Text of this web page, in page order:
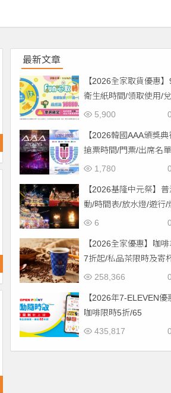
最新文章
【2026全家取貨優惠
衛生紙時間/領取使用/
限一次看！
5,900
【2026韓國AAA頒獎典
搶票時間/門票/出席名
票一次看！
1,780
【2026基隆中元祭】
動/時間表/放水燈/遊行/
交通一次看！
6
【2026全家優惠】咖
7折起/私品茶限時及寄
惠！價格/菜單一起看
258,366
【2026年7-ELEVEN優
咖啡限時5折/65
折/CITYCAFE菜單一起
435,817